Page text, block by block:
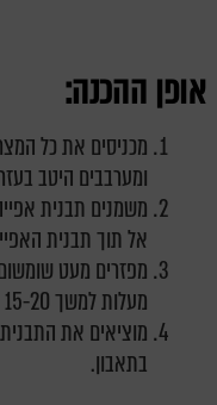
אופן ההכנה:
מכניסים את כל
ומערבבים היטב
משמנים תבנית
אל תוך תבנית
מעלות למשך 15-20 דקות.
מוציאים את
בתאבון.